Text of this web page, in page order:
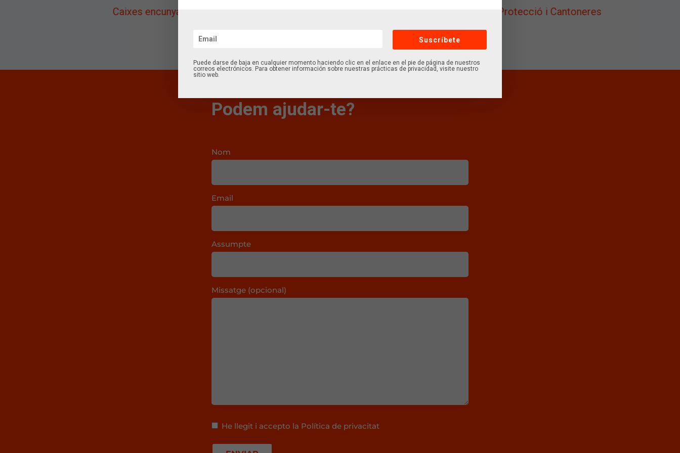
Caixes encunyades Perfils de Protecció i Cantoneres
Podem ajudar-te?
Nom
Email
Assumpte
Missatge (opcional)
He llegit i accepto la Política de privacitat
Suscríbete
Puede darse de baja en cualquier momento haciendo clic en el enlace en el pie de página de nuestros
correos electrónicos. Para obtener información sobre nuestras prácticas de privacidad, visite nuestro
sitio web.